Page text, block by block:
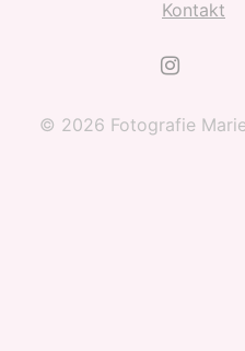
Kontakt
© 2026 Fotografie